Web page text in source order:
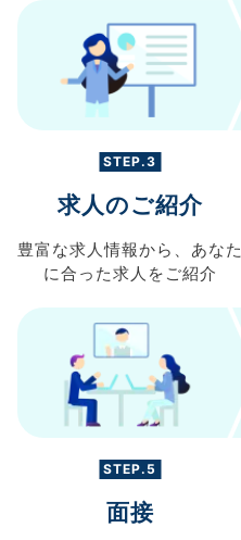
STEP.3
求人のご紹介
豊富な求人情報から、 あなた
に合った求人を ご紹介
STEP.5
面接